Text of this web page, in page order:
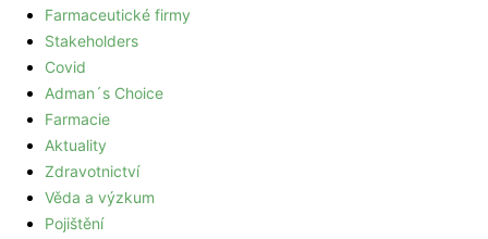
Farmaceutické firmy
Stakeholders
Covid
Adman´s Choice
Farmacie
Aktuality
Zdravotnictví
Věda a výzkum
Pojištění